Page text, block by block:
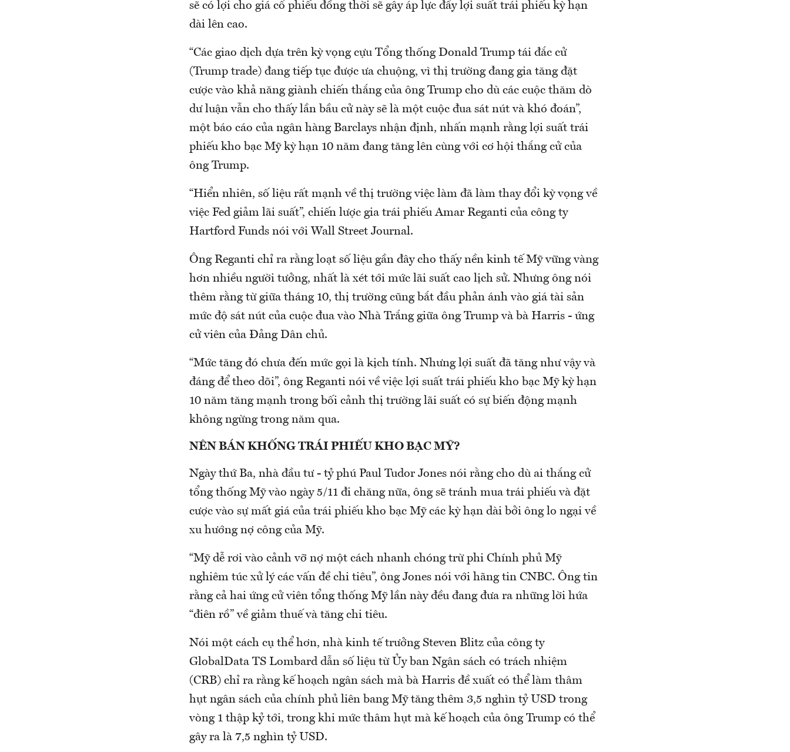
sẽ có lợi cho giá cổ phiếu đồng thời sẽ gây áp lực đẩy lợi suất trái phiếu kỳ hạn
dài lên cao.
“Các giao dịch dựa trên kỳ vọng cựu Tổng thống Donald Trump tái đắc cử
(Trump trade) đang tiếp tục được ưa chuộng, vì thị trường đang gia tăng đặt
cược vào khả năng giành chiến thắng của ông Trump cho dù các cuộc thăm dò
dư luận vẫn cho thấy lần bầu cử này sẽ là một cuộc đua sát nút và khó đoán”,
một báo cáo của ngân hàng Barclays nhận định, nhấn mạnh rằng lợi suất trái
phiếu kho bạc Mỹ kỳ hạn 10 năm đang tăng lên cùng với cơ hội thắng cử của
ông Trump.
“Hiển nhiên, số liệu rất mạnh về thị trường việc làm đã làm thay đổi kỳ vọng về
việc Fed giảm lãi suất”, chiến lược gia trái phiếu Amar Reganti của công ty
Hartford Funds nói với Wall Street Journal.
Ông Reganti chỉ ra rằng loạt số liệu gần đây cho thấy nền kinh tế Mỹ vững vàng
hơn nhiều người tưởng, nhất là xét tới mức lãi suất cao lịch sử. Nhưng ông nói
thêm rằng từ giữa tháng 10, thị trường cũng bắt đầu phản ánh vào giá tài sản
mức độ sát nút của cuộc đua vào Nhà Trắng giữa ông Trump và bà Harris - ứng
cử viên của Đảng Dân chủ.
“Mức tăng đó chưa đến mức gọi là kịch tính. Nhưng lợi suất đã tăng như vậy và
đáng để theo dõi”, ông Reganti nói về việc lợi suất trái phiếu kho bạc Mỹ kỳ hạn
10 năm tăng mạnh trong bối cảnh thị trường lãi suất có sự biến động mạnh
không ngừng trong năm qua.
NÊN BÁN KHỐNG TRÁI PHIẾU KHO BẠC MỸ?
Ngày thứ Ba, nhà đầu tư - tỷ phú Paul Tudor Jones nói rằng cho dù ai thắng cử
tổng thống Mỹ vào ngày 5/11 đi chăng nữa, ông sẽ tránh mua trái phiếu và đặt
cược vào sự mất giá của trái phiếu kho bạc Mỹ các kỳ hạn dài bởi ông lo ngại về
xu hướng nợ công của Mỹ.
“Mỹ dễ rơi vào cảnh vỡ nợ một cách nhanh chóng trừ phi Chính phủ Mỹ
nghiêm túc xử lý các vấn đề chi tiêu”, ông Jones nói với hãng tin CNBC. Ông tin
rằng cả hai ứng cử viên tổng thống Mỹ lần này đều đang đưa ra những lời hứa
“điên rồ” về giảm thuế và tăng chi tiêu.
Nói một cách cụ thể hơn, nhà kinh tế trưởng Steven Blitz của công ty
GlobalData TS Lombard dẫn số liệu từ Ủy ban Ngân sách có trách nhiệm
(CRB) chỉ ra rằng kế hoạch ngân sách mà bà Harris đề xuất có thể làm thâm
hụt ngân sách của chính phủ liên bang Mỹ tăng thêm 3,5 nghìn tỷ USD trong
vòng 1 thập kỷ tới, trong khi mức thâm hụt mà kế hoạch của ông Trump có thể
gây ra là 7,5 nghìn tỷ USD.